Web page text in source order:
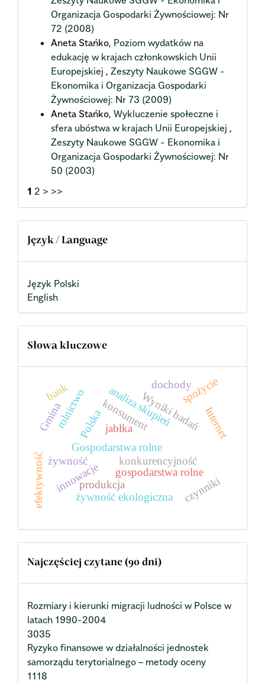
Organizacja Gospodarki Żywnościowej: Nr
72 (2008)
Aneta Stańko, Poziom wydatków na
edukację w krajach członkowskich Unii
Europejskiej , Zeszyty Naukowe SGGW -
Ekonomika i Organizacja Gospodarki
Żywnościowej: Nr 73 (2009)
Aneta Stańko, Wykluczenie społeczne i
sfera ubóstwa w krajach Unii Europejskiej ,
Zeszyty Naukowe SGGW - Ekonomika i
Organizacja Gospodarki Żywnościowej: Nr
50 (2003)
1 2 > >>
Język / Language
Język Polski
English
Słowa kluczowe
konsument
Gospodarstwa rolne
Wyniki badań
konkurencyjność
innowacje gospodarstwa rolne
spożycie
rolnictwoPolska
Gmina
czynniki
Internet
żywność
jabłka
produkcja
dochody
żywność ekologiczna
analiza skupień
bank
efektywność
Najczęściej czytane (90 dni)
Rozmiary i kierunki migracji ludności w Polsce w
latach 1990-2004
3035
Ryzyko finansowe w działalności jednostek
samorządu terytorialnego – metody oceny
1118